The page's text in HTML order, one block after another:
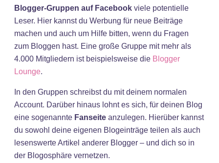
Blogger-Gruppen auf Facebook viele potentielle
Leser. Hier kannst du Werbung für neue Beiträge
machen und auch um Hilfe bitten, wenn du Fragen
zum Bloggen hast. Eine große Gruppe mit mehr als
4.000 Mitgliedern ist beispielsweise die Blogger
Lounge.
In den Gruppen schreibst du mit deinem normalen
Account. Darüber hinaus lohnt es sich, für deinen Blog
eine sogenannte Fanseite anzulegen. Hierüber kannst
du sowohl deine eigenen Blogeinträge teilen als auch
lesenswerte Artikel anderer Blogger – und dich so in
der Blogosphäre vernetzen.